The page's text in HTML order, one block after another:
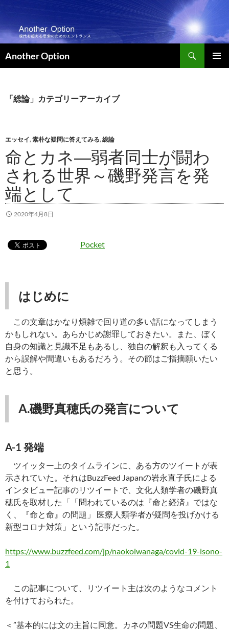
テ
ン
ツ
へ
Another Option
索
「総論」カテゴリーアーカイブ
エッセイ,素朴な疑問に答えてみる,総論
命とカネ―弱者同士が闘わ
される世界～磯野発言を発
端として
2020年4月8日
Pocket
はじめに
この文章はかなり煩雑で回り道の多い話になってしまう
かもしれない。あらかじめ謝罪しておきたい。また、ぼく
自身の知識と見識不足もあるし、独自の解釈も入ってくる
から誤解や間違いもあるだろう。その節はご指摘願いたい
と思う。
A.磯野真穂氏の発言について
A-1 発端
ツイッター上のタイムラインに、ある方のツイートが表
示されていた。それはBuzzFeed Japanの岩永直子氏による
インタビュー記事のリツイートで、文化人類学者の磯野真
穂氏を取材した「「問われているのは『命と経済』ではな
く、『命と命』の問題」 医療人類学者が疑問を投げかける
新型コロナ対策」という記事だった。
https://www.buzzfeed.com/jp/naokoiwanaga/covid-19-isono-
1
この記事について、リツイート主は次のようなコメント
を付けておられた。
＜”基本的には文の主旨に同意。カネの問題VS生命の問題、